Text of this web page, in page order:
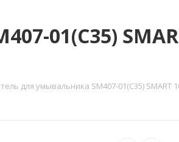
01(C35)
для умывальника SM407-01(C35) SMART